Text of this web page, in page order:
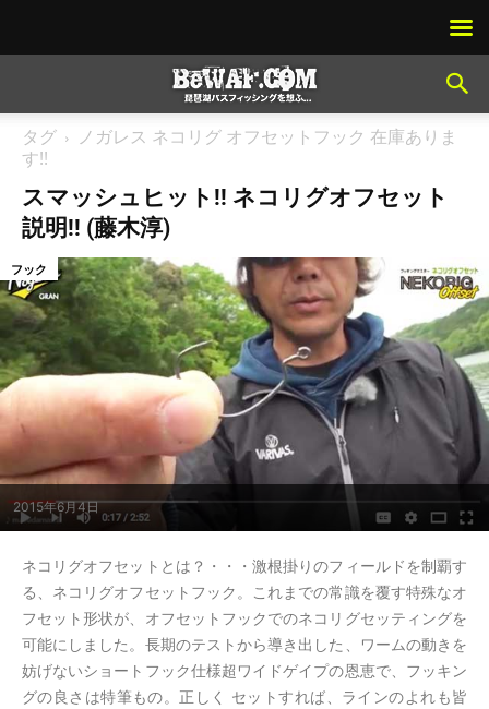
タグ
ノガレス ネコリグ オフセットフック 在庫ありま
す!!
スマッシュヒット!! ネコリグオフセット
説明!! (藤木淳)
2015年6月4日
フック
ネコリグオフセットとは？・・・激根掛りのフィールドを制覇す
る、ネコリグオフセットフック。これまでの常識を覆す特殊なオ
フセット形状が、オフセットフックでのネコリグセッティングを
可能にしました。長期のテストから導き出した、ワームの動きを
妨げないショートフック仕様超ワイドゲイプの恩恵で、フッキン
グの良さは特筆もの。正しく セットすれば、ラインのよれも皆